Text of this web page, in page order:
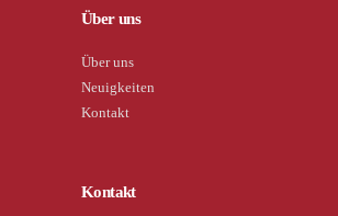
Über uns
Über uns
Neuigkeiten
Kontakt
Kontakt